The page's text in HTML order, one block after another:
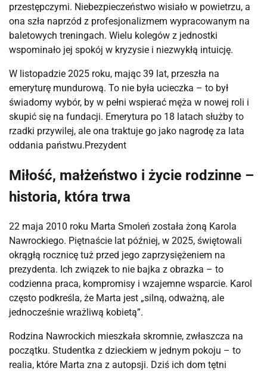
przestępczymi. Niebezpieczeństwo wisiało w powietrzu, a
ona szła naprzód z profesjonalizmem wypracowanym na
baletowych treningach. Wielu kolegów z jednostki
wspominało jej spokój w kryzysie i niezwykłą intuicję.
W listopadzie 2025 roku, mając 39 lat, przeszła na
emeryturę mundurową. To nie była ucieczka – to był
świadomy wybór, by w pełni wspierać męża w nowej roli i
skupić się na fundacji. Emerytura po 18 latach służby to
rzadki przywilej, ale ona traktuje go jako nagrodę za lata
oddania państwu.⁠Prezydent
Miłość, małżeństwo i życie rodzinne –
historia, która trwa
22 maja 2010 roku Marta Smoleń została żoną Karola
Nawrockiego. Piętnaście lat później, w 2025, świętowali
okrągłą rocznicę tuż przed jego zaprzysiężeniem na
prezydenta. Ich związek to nie bajka z obrazka – to
codzienna praca, kompromisy i wzajemne wsparcie. Karol
często podkreśla, że Marta jest „silną, odważną, ale
jednocześnie wrażliwą kobietą”.
Rodzina Nawrockich mieszkała skromnie, zwłaszcza na
początku. Studentka z dzieckiem w jednym pokoju – to
realia, które Marta zna z autopsji. Dziś ich dom tętni